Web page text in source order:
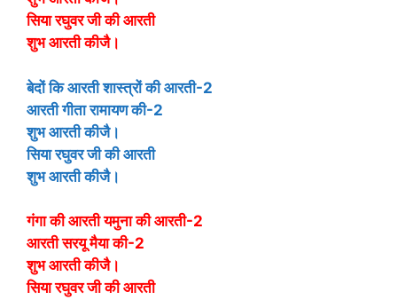
सिया रघुवर जी की आरती
शुभ आरती कीजै।
बेदों कि आरती शास्त्रों की आरती-2
आरती गीता रामायण की-2
शुभ आरती कीजै।
सिया रघुवर जी की आरती
शुभ आरती कीजै।
गंगा की आरती यमुना की आरती-2
आरती सरयू मैया की-2
शुभ आरती कीजै।
सिया रघुवर जी की आरती